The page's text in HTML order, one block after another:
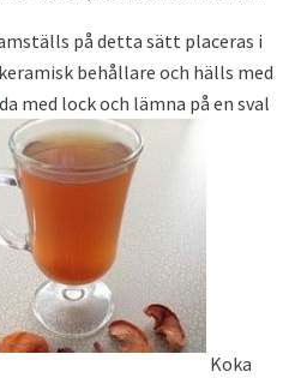
på detta sätt placeras i
behållare och hälls med
med lock och lämna på en sval
Koka